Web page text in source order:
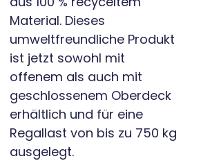
Material. Dieses
umweltfreundliche Produkt
ist jetzt sowohl mit
offenem als auch mit
geschlossenem Oberdeck
erhältlich und für eine
Regallast von bis zu 750 kg
ausgelegt.